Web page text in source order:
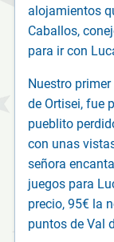
alojamientos
Caballos,
para ir con
Nuestro
de Ortisei, fue
pueblito
con unas
señora
juegos para
precio, 95€ la
puntos de Val